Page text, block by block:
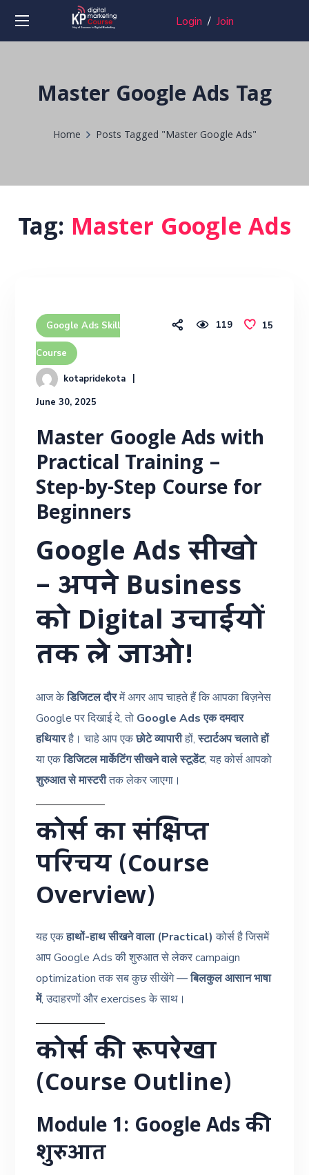
Login /Join
Master Google Ads Tag
Home Posts Tagged "Master Google Ads"
Tag: Master Google Ads
Google Ads Skill
Course
kotapridekota
June 30, 2025
119 15
Master Google Ads with
Practical Training –
Step-by-Step Course for
Beginners
Google Ads सीखो
– अपने Business
को Digital उचाईयों
तक ले जाओ!
आज केडिजिटल दौरमें अगर आप चाहते हैं कि आपका बिज़नेस
Google पर दिखाई दे, तो Google Ads एक दमदार
हथियारहै। चाहे आप एकछोटे व्यापारीहों,स्टार्टअप चलाते हों
या एकडिजिटल मार्केटिंग सीखने वाले स्टूडेंट, यह कोर्स आपको
शुरुआत से मास्टरीतक लेकर जाएगा।
कोर्स का संक्षिप्त
परिचय (Course
Overview)
यह एकहाथों-हाथ सीखने वाला (Practical) कोर्स है जिसमें
आप Google Ads की शुरुआत से लेकर campaign
optimization तक सब कुछ सीखेंगे —बिलकुल आसान भाषा
में, उदाहरणों और exercises के साथ।
कोर्स की रूपरेखा
(Course Outline)
Module 1: Google Ads की
शुरुआत